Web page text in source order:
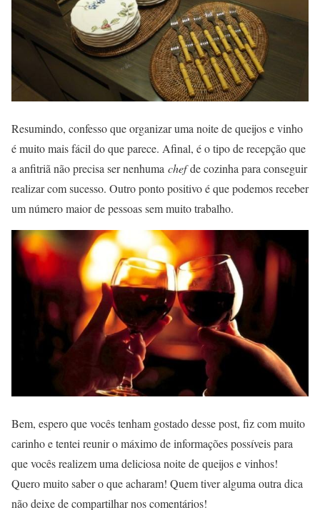
Resumindo, confesso que organizar uma noite de queijos e vinho
é muito mais fácil do que parece. Afinal, é o tipo de recepção que
a anfitriã não precisa ser nenhuma chefde cozinha para conseguir
realizar com sucesso. Outro ponto positivo é que podemos receber
um número maior de pessoas sem muito trabalho.
Bem, espero que vocês tenham gostado desse post, fiz com muito
carinho e tentei reunir o máximo de informações possíveis para
que vocês realizem uma deliciosa noite de queijos e vinhos!
Quero muito saber o que acharam! Quem tiver alguma outra dica
não deixe de compartilhar nos comentários!